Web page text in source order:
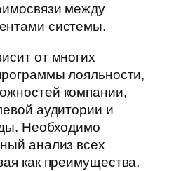
между
системы.
от многих
лояльности,
компании,
аудитории и
Необходимо
анализ всех
как преимущества,